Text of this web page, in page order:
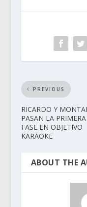
PREVIOUS
RICARDO Y
PASAN LA PRIMERA
FASE EN OBJETIVO
KARAOKE
ABOUT THE